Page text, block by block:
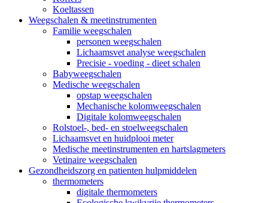
Koeltassen
Weegschalen & meetinstrumenten
Familie weegschalen
personen weegschalen
Lichaamsvet analyse weegschalen
Precisie - voeding - dieet schalen
Babyweegschalen
Medische weegschalen
opstap weegschalen
Mechanische kolomweegschalen
Digitale kolomweegschalen
Rolstoel-, bed- en stoelweegschalen
Lichaamsvet en huidplooi meter
Medische meetinstrumenten en hartslagmeters
Vetinaire weegschalen
Gezondheidszorg en patienten hulpmiddelen
thermometers
digitale thermometers